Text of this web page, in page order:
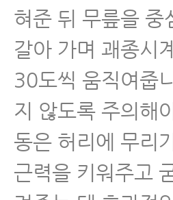
- 허리신경주사
안 되는 이유
- 허리디스크 운
않으면 여러분
- 허리디스크 허
닌 와이드 스쿼트
혀준 뒤 무릎을 중
갈아 가며 괘종시
30도씩 움직여줍
지 않도록 주의해
동은 허리에 무리
근력을 키워주고